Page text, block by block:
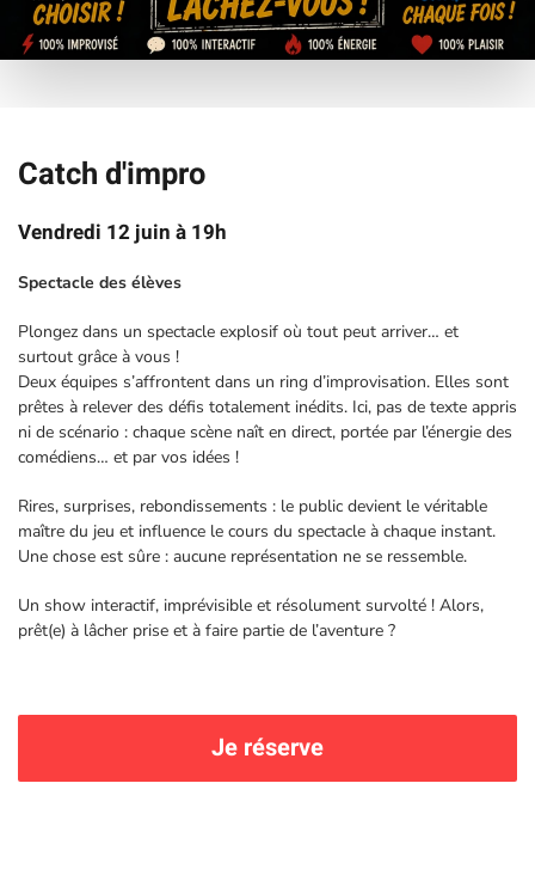
Catch d'impro
Vendredi 12 juin à 19h
Spectacle des élèves
Plongez dans un spectacle explosif où tout peut arriver… et
surtout grâce à vous !
Deux équipes s’affrontent dans un ring d’improvisation. Elles sont
prêtes à relever des défis totalement inédits. Ici, pas de texte appris
ni de scénario : chaque scène naît en direct, portée par l’énergie des
comédiens… et par vos idées !
Rires, surprises, rebondissements : le public devient le véritable
maître du jeu et influence le cours du spectacle à chaque instant.
Une chose est sûre : aucune représentation ne se ressemble.
Un show interactif, imprévisible et résolument survolté ! Alors,
prêt(e) à lâcher prise et à faire partie de l’aventure ?
Je réserve